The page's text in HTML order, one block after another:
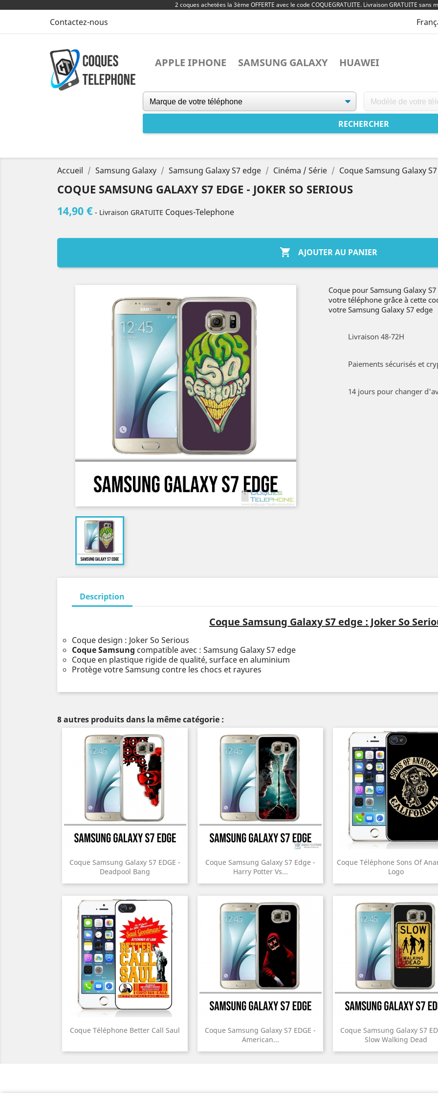
2 coques achetées la 3ème OFFERTE avec le code COQUEGRATUITE. Livraison GRATUITE sans
Contactez-nous
APPLE IPHONE SAMSUNG GALAXY HUAWEI
Accueil Samsung Galaxy Samsung Galaxy S7 edge Cinéma / Série Coque Samsung Galaxy
COQUE SAMSUNG GALAXY S7 EDGE - JOKER SO SERIOUS
14,90 € - Livraison GRATUITE Coques-Telephone
 AJOUTER AU PANIER
Coque pour Samsung Galaxy
votre téléphone grâce à cette
votre Samsung Galaxy S7 edge
Livraison 48-72H
Paiements sécurisés et
14 jours pour changer
Description
Coque Samsung Galaxy S7 edge : Joker So
Coque design : Joker So Serious
Coque Samsung compatible avec : Samsung Galaxy S7 edge
Coque en plastique rigide de qualité, surface en aluminium
Protège votre Samsung contre les chocs et rayures
8 autres produits dans la même catégorie :
Coque Samsung Galaxy S7 EDGE -
Deadpool Bang
Coque Samsung Galaxy S7 Edge -
Harry Potter Vs...
Coque Téléphone Sons Of
Logo
Coque Téléphone Better Call Saul
Coque Samsung Galaxy S7 EDGE -
American...
Coque Samsung Galaxy S7
Slow Walking Dead